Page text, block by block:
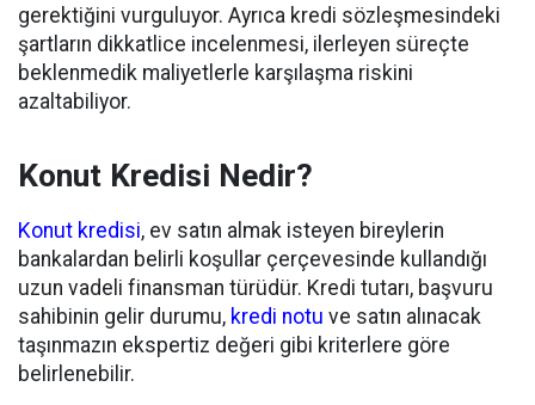
gerektiğini vurguluyor. Ayrıca kredi sözleşmesindeki
şartların dikkatlice incelenmesi, ilerleyen süreçte
beklenmedik maliyetlerle karşılaşma riskini
azaltabiliyor.
Konut Kredisi Nedir?
Konut kredisi, ev satın almak isteyen bireylerin
bankalardan belirli koşullar çerçevesinde kullandığı
uzun vadeli finansman türüdür. Kredi tutarı, başvuru
sahibinin gelir durumu, kredi notu ve satın alınacak
taşınmazın ekspertiz değeri gibi kriterlere göre
belirlenebilir.